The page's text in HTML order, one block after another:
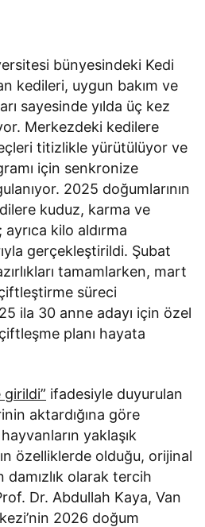
bünyesindeki Kedi
kedileri, uygun bakım ve
sayesinde yılda üç kez
Merkezdeki kedilere
titizlikle yürütülüyor ve
için senkronize
2025 doğumlarının
kuduz, karma ve
ayrıca kilo aldırma
gerçekleştirildi. Şubat
tamamlarken, mart
süreci
ila 30 anne adayı için özel
planı hayata
ifadesiyle duyurulan
aktardığına göre
yaklaşık
özelliklerde olduğu, orijinal
damızlık olarak tercih
Dr. Abdullah Kaya, Van
2026 doğum